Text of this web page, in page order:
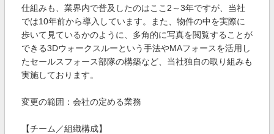
仕組みも、業界内で普及したのはここ2～3年ですが、当社
では10年前から導入しています。また、物件の中を実際に
歩いて見ているかのように、多角的に写真を閲覧することが
できる3Dウォークスルーという手法やMAフォースを活用し
たセールスフォース部隊の構築など、当社独自の取り組みも
実施しております。
変更の範囲：会社の定める業務
【チーム／組織構成】